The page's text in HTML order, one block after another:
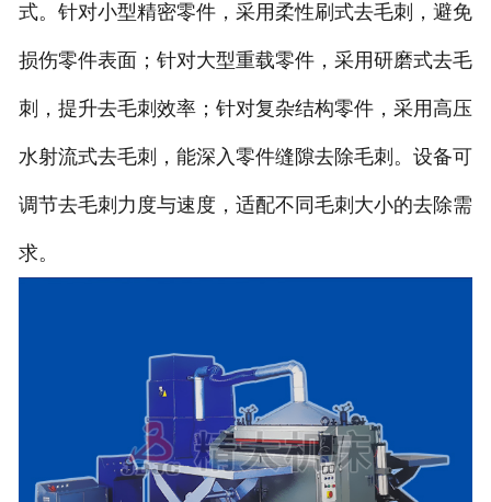
式。针对小型精密零件，采用柔性刷式去毛刺，避免
损伤零件表面；针对大型重载零件，采用研磨式去毛
刺，提升去毛刺效率；针对复杂结构零件，采用高压
水射流式去毛刺，能深入零件缝隙去除毛刺。设备可
调节去毛刺力度与速度，适配不同毛刺大小的去除需
求。